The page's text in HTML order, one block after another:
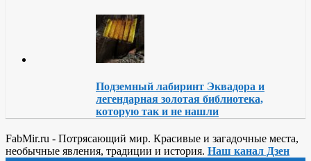
Подземный лабиринт Эквадора и
легендарная золотая библиотека,
которую так и не нашли
FabMir.ru - Потрясающий мир. Красивые и загадочные места,
необычные явления, традиции и история. Наш канал Дзен